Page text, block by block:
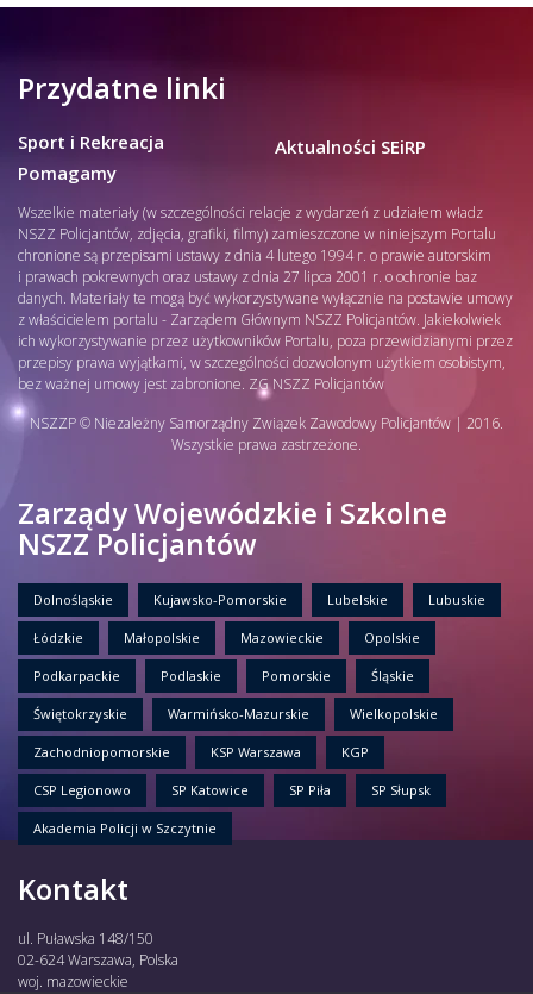
Przydatne linki
Sport i Rekreacja
Pomagamy
Aktualności SEiRP
Wszelkie materiały (w szczególności relacje z wydarzeń z udziałem władz
NSZZ Policjantów, zdjęcia, grafiki, filmy) zamieszczone w niniejszym Portalu
chronione są przepisami ustawy z dnia 4 lutego 1994 r. o prawie autorskim
i prawach pokrewnych oraz ustawy z dnia 27 lipca 2001 r. o ochronie baz
danych. Materiały te mogą być wykorzystywane wyłącznie na postawie umowy
z właścicielem portalu - Zarządem Głównym NSZZ Policjantów. Jakiekolwiek
ich wykorzystywanie przez użytkowników Portalu, poza przewidzianymi przez
przepisy prawa wyjątkami, w szczególności dozwolonym użytkiem osobistym,
bez ważnej umowy jest zabronione. ZG NSZZ Policjantów
NSZZP © Niezależny Samorządny Związek Zawodowy Policjantów | 2016.
Wszystkie prawa zastrzeżone.
Zarządy Wojewódzkie i Szkolne
NSZZ Policjantów
Dolnośląskie Kujawsko-Pomorskie Lubelskie Lubuskie
Łódzkie Małopolskie Mazowieckie Opolskie
Podkarpackie Podlaskie Pomorskie Śląskie
Świętokrzyskie Warmińsko-Mazurskie Wielkopolskie
Zachodniopomorskie KSP Warszawa KGP
CSP Legionowo SP Katowice SP Piła SP Słupsk
Akademia Policji w Szczytnie
Kontakt
ul. Puławska 148/150
02-624 Warszawa, Polska
woj. mazowieckie